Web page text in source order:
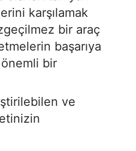
karşılamak
bir araç
başarıya
önemli bir
ve